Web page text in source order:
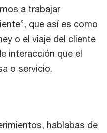
a trabajar
que así es como
o el viaje del cliente
interacción que el
o servicio.
hablabas de